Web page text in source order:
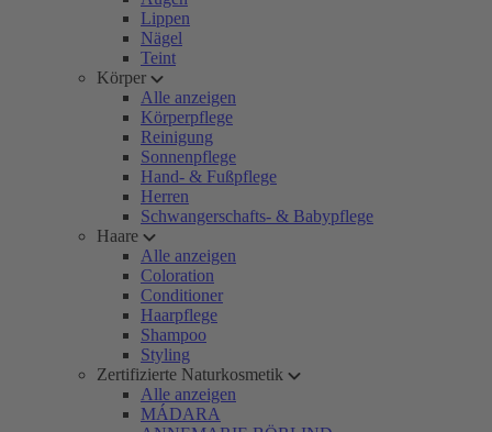
Lippen
Nägel
Teint
Körper
Alle anzeigen
Körperpflege
Reinigung
Sonnenpflege
Hand- & Fußpflege
Herren
Schwangerschafts- & Babypflege
Haare
Alle anzeigen
Coloration
Conditioner
Haarpflege
Shampoo
Styling
Zertifizierte Naturkosmetik
Alle anzeigen
MÁDARA